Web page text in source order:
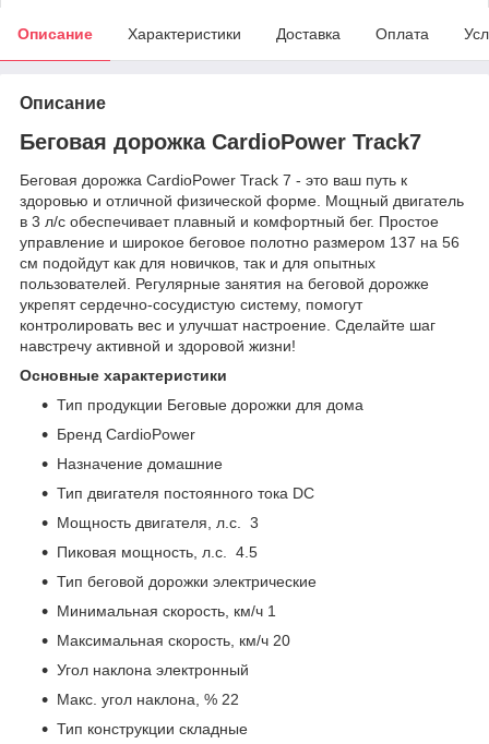
Описание Характеристики Доставка Оплата
Описание
Беговая дорожка CardioPower Track7
Беговая дорожка CardioPower Track 7 - это ваш путь к
здоровью и отличной физической форме. Мощный двигатель
в 3 л/с обеспечивает плавный и комфортный бег. Простое
управление и широкое беговое полотно размером 137 на 56
см подойдут как для новичков, так и для опытных
пользователей. Регулярные занятия на беговой дорожке
укрепят сердечно-сосудистую систему, помогут
контролировать вес и улучшат настроение. Сделайте шаг
навстречу активной и здоровой жизни!
Основные xарактеристики
Тип продукции Беговые дорожки для дома
Бренд CardioPower
Назначение домашние
Тип двигателя постоянного тока DC
Мощность двигателя, л.с. 3
Пиковая мощность, л.с. 4.5
Тип беговой дорожки электрические
Минимальная скорость, км/ч 1
Максимальная скорость, км/ч 20
Угол наклона электронный
Макс. угол наклона, % 22
Тип конструкции складные